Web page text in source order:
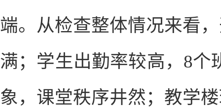
端。从检查整体情况来看
满；学生出勤率较高，8个
象，课堂秩序井然；教学